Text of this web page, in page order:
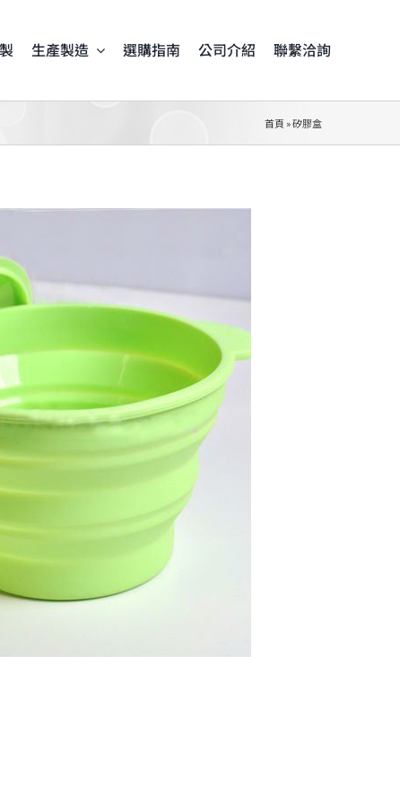
生產製造 選購指南 公司介紹 聯繫洽詢
首頁 »矽膠盒